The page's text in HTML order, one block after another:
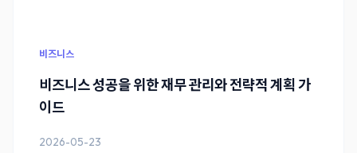
비즈니스
비즈니스 성공을 위한 재무 관리와 전략적 계획 가
이드
2026-05-23